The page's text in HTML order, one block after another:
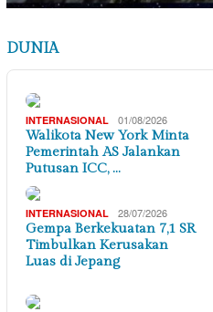
DUNIA
INTERNASIONAL 01/08/2026
Walikota New York Minta
Pemerintah AS Jalankan
Putusan ICC, …
INTERNASIONAL 28/07/2026
Gempa Berkekuatan 7,1 SR
Timbulkan Kerusakan
Luas di Jepang